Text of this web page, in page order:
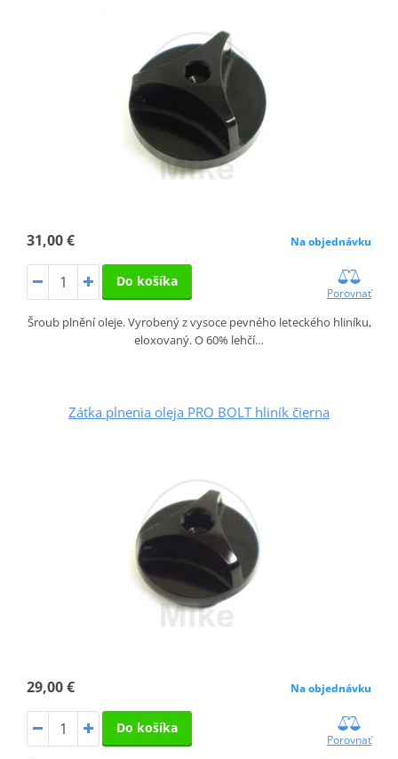
31,00 € Na objednávku
Do košíka
Porovnať
Šroub plnění oleje. Vyrobený z vysoce pevného leteckého hliníku,
eloxovaný. O 60% lehčí…
Zátka plnenia oleja PRO BOLT hliník čierna
29,00 € Na objednávku
Do košíka
Porovnať